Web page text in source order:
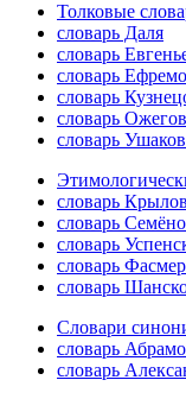
Толковые
словарь Даля
словарь
словарь
словарь
словарь
словарь
словарь
словарь
словарь
словарь
словарь
Словари
словарь
словарь